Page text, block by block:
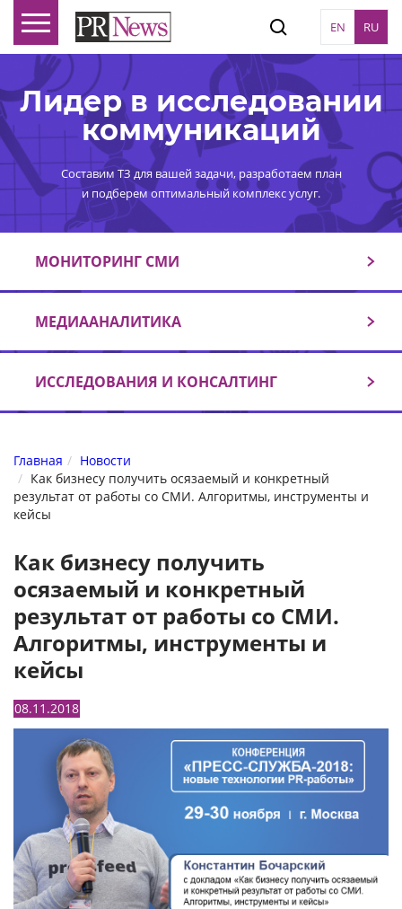
EN RU
Лидер в исследовании
коммуникаций
Составим ТЗ для вашей задачи, разработаем план
и подберем оптимальный комплекс услуг.
МОНИТОРИНГ СМИ
МЕДИААНАЛИТИКА
ИССЛЕДОВАНИЯ И КОНСАЛТИНГ
Главная
Новости
Как бизнесу получить осязаемый и конкретный
результат от работы со СМИ. Алгоритмы, инструменты и
кейсы
Как бизнесу получить
осязаемый и конкретный
результат от работы со СМИ.
Алгоритмы, инструменты и
кейсы
08.11.2018